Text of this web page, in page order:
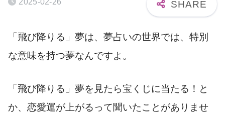
2025-02-26
「飛び降りる」夢は、夢占いの世界では、特別
な意味を持つ夢なんですよ。
「飛び降りる」夢を見たら宝くじに当たる！と
か、恋愛運が上がるって聞いたことがありませ